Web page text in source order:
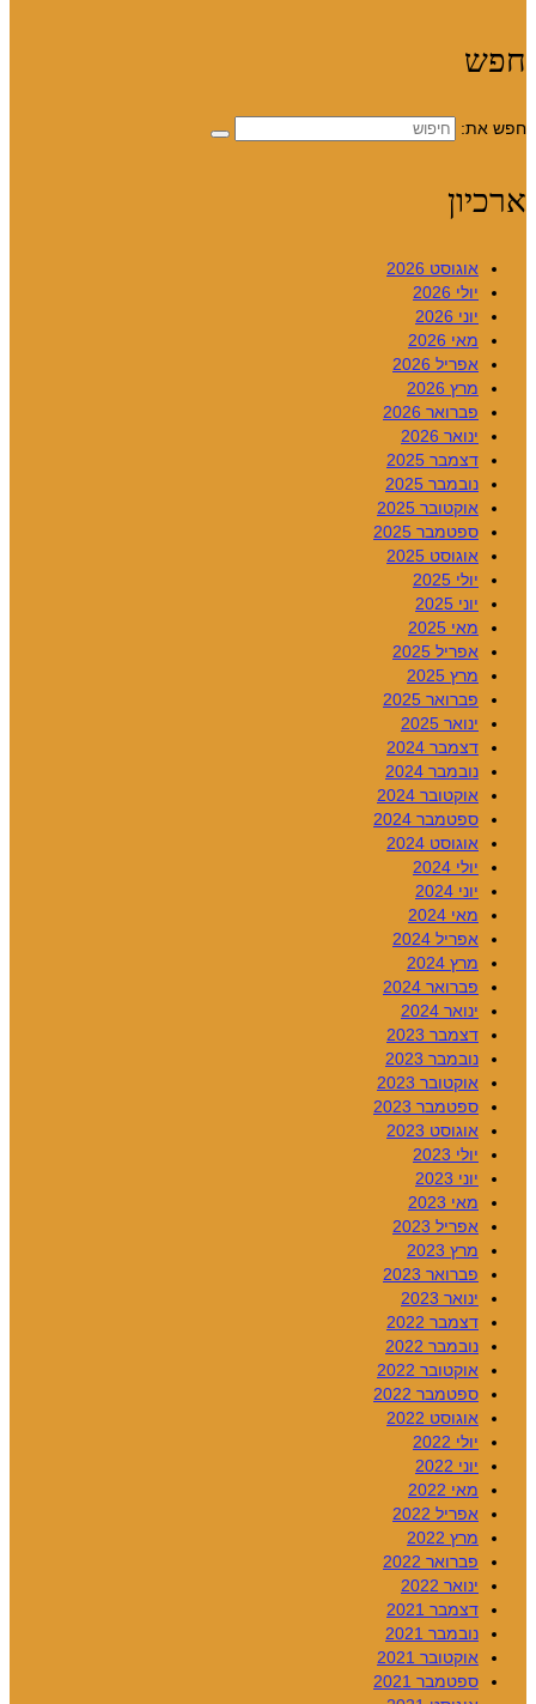
חפש
חפש את:
ארכיון
אוגוסט 2026
יולי 2026
יוני 2026
מאי 2026
אפריל 2026
מרץ 2026
פברואר 2026
ינואר 2026
דצמבר 2025
נובמבר 2025
אוקטובר 2025
ספטמבר 2025
אוגוסט 2025
יולי 2025
יוני 2025
מאי 2025
אפריל 2025
מרץ 2025
פברואר 2025
ינואר 2025
דצמבר 2024
נובמבר 2024
אוקטובר 2024
ספטמבר 2024
אוגוסט 2024
יולי 2024
יוני 2024
מאי 2024
אפריל 2024
מרץ 2024
פברואר 2024
ינואר 2024
דצמבר 2023
נובמבר 2023
אוקטובר 2023
ספטמבר 2023
אוגוסט 2023
יולי 2023
יוני 2023
מאי 2023
אפריל 2023
מרץ 2023
פברואר 2023
ינואר 2023
דצמבר 2022
נובמבר 2022
אוקטובר 2022
ספטמבר 2022
אוגוסט 2022
יולי 2022
יוני 2022
מאי 2022
אפריל 2022
מרץ 2022
פברואר 2022
ינואר 2022
דצמבר 2021
נובמבר 2021
אוקטובר 2021
ספטמבר 2021